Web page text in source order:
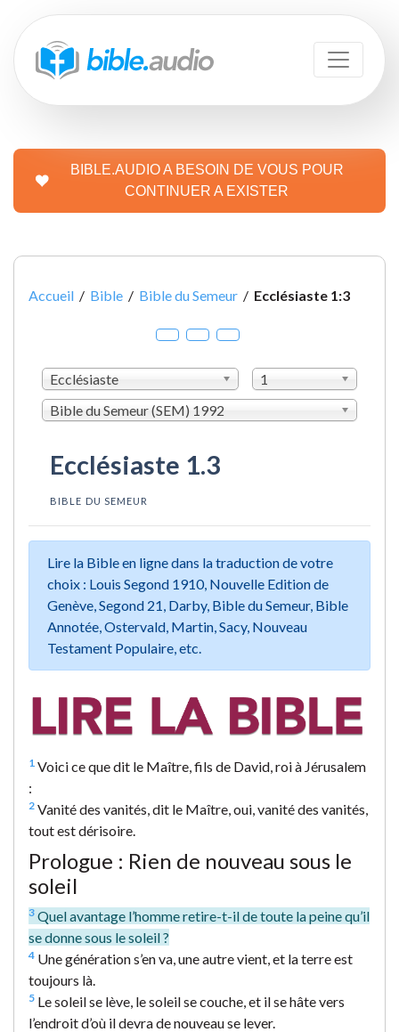
BIBLE.AUDIO A BESOIN DE VOUS POUR
CONTINUER A EXISTER
Accueil / Bible / Bible du Semeur / Ecclésiaste 1:3
Ecclésiaste
1
Bible du Semeur (SEM) 1992
Ecclésiaste 1.3
BIBLE DU SEMEUR
Lire la Bible en ligne dans la traduction de votre
choix : Louis Segond 1910, Nouvelle Edition de
Genève, Segond 21, Darby, Bible du Semeur, Bible
Annotée, Ostervald, Martin, Sacy, Nouveau
Testament Populaire, etc.
1 Voici ce que dit le Maître, fils de David, roi à Jérusalem
:
2 Vanité des vanités, dit le Maître, oui, vanité des vanités,
tout est dérisoire.
Prologue : Rien de nouveau sous le
soleil
3 Quel avantage l’homme retire-t-il de toute la peine qu’il
se donne sous le soleil ?
4 Une génération s’en va, une autre vient, et la terre est
toujours là.
5 Le soleil se lève, le soleil se couche, et il se hâte vers
l’endroit d’où il devra de nouveau se lever.